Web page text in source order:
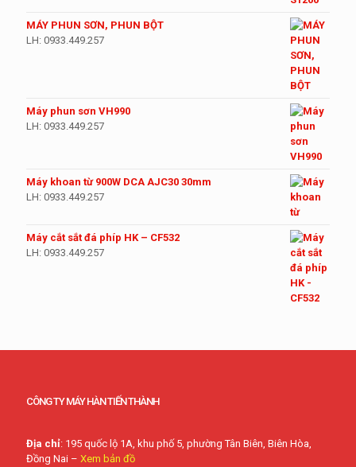
MÁY PHUN SƠN, PHUN BỘT
LH: 0933.449.257
Máy phun sơn VH990
LH: 0933.449.257
Máy khoan từ 900W DCA AJC30 30mm
LH: 0933.449.257
Máy cắt sắt đá phíp HK – CF532
LH: 0933.449.257
CÔNG TY MÁY HÀN TIẾN THÀNH
Địa chỉ: 195 quốc lộ 1A, khu phố 5, phường Tân Biên, Biên Hòa,
Đồng Nai – Xem bản đồ